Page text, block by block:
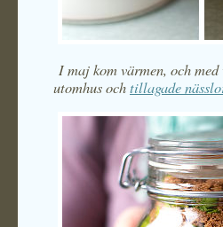
I maj kom värmen, och
utomhus ochtillagade